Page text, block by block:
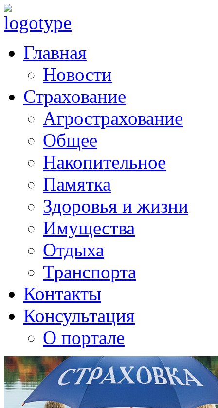
Главная
Новости
Страхование
Агрострахование
Общее
Накопительное
Памятка
Здоровья и жизни
Имущества
Отдыха
Транспорта
Контакты
Консультация
О портале